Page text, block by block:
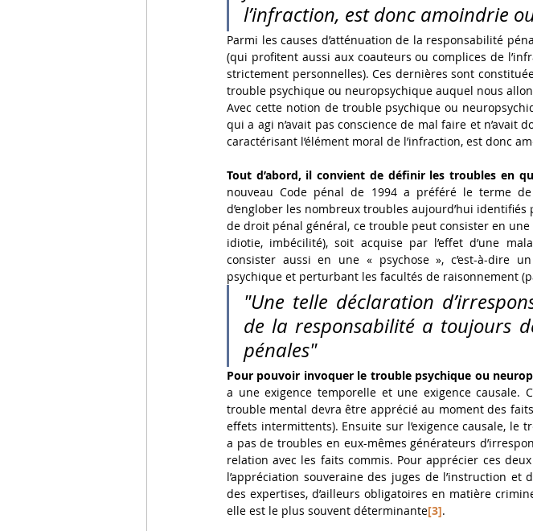
l’infraction, est donc amoindrie
Parmi les causes d’atténuation de la responsabilité
(qui profitent aussi aux coauteurs ou complices de
strictement personnelles). Ces dernières sont
trouble psychique ou neuropsychique auquel nous
Avec cette notion de trouble psychique ou
qui a agi n’avait pas conscience de mal faire et n’avait
caractérisant l’élément moral de l’infraction, est donc
Tout d’abord, il convient de définir les troubles en
nouveau Code pénal de 1994 a préféré le terme
d’englober les nombreux troubles aujourd’hui identifiés
de droit pénal général, ce trouble peut consister en
idiotie, imbécilité), soit acquise par l’effet d’une
consister aussi en une « psychose », c’est-à-dire
psychique et perturbant les facultés de raisonnement
"Une telle déclaration
de la responsabilité a toujours
pénales"
Pour pouvoir invoquer le trouble psychique ou
a une exigence temporelle et une exigence causale.
trouble mental devra être apprécié au moment des faits
effets intermittents). Ensuite sur l’exigence causale, le
a pas de troubles en eux-mêmes générateurs
relation avec les faits commis. Pour apprécier ces
l’appréciation souveraine des juges de l’instruction
des expertises, d’ailleurs obligatoires en matière
elle est le plus souvent déterminante[3].